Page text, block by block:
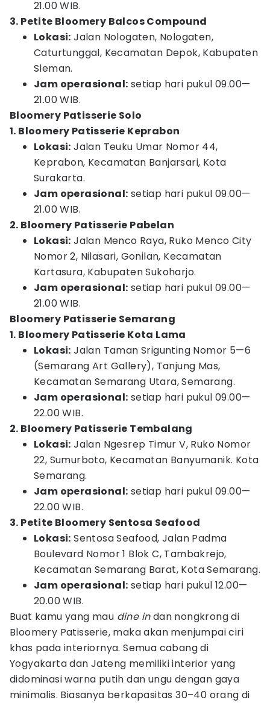
21.00 WIB.
3. Petite Bloomery Balcos Compound
Lokasi: Jalan Nologaten, Nologaten,
Caturtunggal, Kecamatan Depok, Kabupaten
Sleman.
Jam operasional: setiap hari pukul 09.00—
21.00 WIB.
Bloomery Patisserie Solo
1. Bloomery Patisserie Keprabon
Lokasi: Jalan Teuku Umar Nomor 44,
Keprabon, Kecamatan Banjarsari, Kota
Surakarta.
Jam operasional: setiap hari pukul 09.00—
21.00 WIB.
2. Bloomery Patisserie Pabelan
Lokasi: Jalan Menco Raya, Ruko Menco City
Nomor 2, Nilasari, Gonilan, Kecamatan
Kartasura, Kabupaten Sukoharjo.
Jam operasional: setiap hari pukul 09.00—
21.00 WIB.
Bloomery Patisserie Semarang
1. Bloomery Patisserie Kota Lama
Lokasi: Jalan Taman Srigunting Nomor 5—6
(Semarang Art Gallery), Tanjung Mas,
Kecamatan Semarang Utara, Semarang.
Jam operasional: setiap hari pukul 09.00—
22.00 WIB.
2. Bloomery Patisserie Tembalang
Lokasi: Jalan Ngesrep Timur V, Ruko Nomor
22, Sumurboto, Kecamatan Banyumanik. Kota
Semarang.
Jam operasional: setiap hari pukul 09.00—
22.00 WIB.
3. Petite Bloomery Sentosa Seafood
Lokasi: Sentosa Seafood, Jalan Padma
Boulevard Nomor 1 Blok C, Tambakrejo,
Kecamatan Semarang Barat, Kota Semarang.
Jam operasional: setiap hari pukul 12.00—
20.00 WIB.
Buat kamu yang mau dine indan nongkrong di
Bloomery Patisserie, maka akan menjumpai ciri
khas pada interiornya. Semua cabang di
Yogyakarta dan Jateng memiliki interior yang
didominasi warna putih dan ungu dengan gaya
minimalis. Biasanya berkapasitas 30–40 orang di